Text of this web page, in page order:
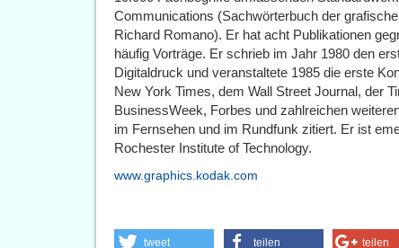
Communications (Sachwörterbuch der
Richard Romano). Er hat acht Publikationen
häufig Vorträge. Er schrieb im Jahr 1980 den
Digitaldruck und veranstaltete 1985 die erste
New York Times, dem Wall Street Journal, der
BusinessWeek, Forbes und zahlreichen
im Fernsehen und im Rundfunk zitiert. Er ist
Rochester Institute of Technology.
www.graphics.kodak.com
tweet teilen teilen